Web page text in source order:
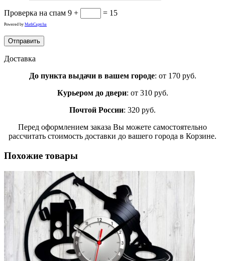
Проверка на спам 9 + = 15
Powered by MathCaptcha
Доставка
До пункта выдачи в вашем городе: от 170 руб.
Курьером до двери: от 310 руб.
Почтой России: 320 руб.
Перед оформлением заказа Вы можете самостоятельно
рассчитать стоимость доставки до вашего города в Корзине.
Похожие товары